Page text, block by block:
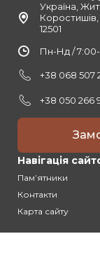
Україна,
Коростишів,
12501
Пн-Нд /
+38 068 507
+38 050 266
Навігація
Памʼятники
Контакти
Карта сайту